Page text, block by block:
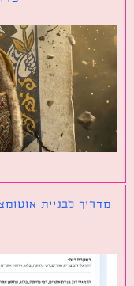
לבניית אוטומציה
על